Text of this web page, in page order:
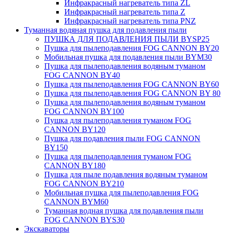
Инфракрасный нагреватель типа ZL
Инфракрасный нагреватель типа Z
Инфракрасный нагреватель типа PNZ
Туманная водяная пушка для подавления пыли
ПУШКА ДЛЯ ПОДАВЛЕНИЯ ПЫЛИ BYSP25
Пушка для пылеподавления FOG CANNON BY20
Мобильная пушка для подавления пыли BYM30
Пушка для пылеподавления водяным туманом
FOG CANNON BY40
Пушка для пылеподавления FOG CANNON BY60
Пушка для пылеподавления FOG CANNON BY 80
Пушка для пылеподавления водяным туманом
FOG CANNON BY100
Пушка для пылеподавления туманом FOG
CANNON BY120
Пушка для подавления пыли FOG CANNON
BY150
Пушка для пылеподавления туманом FOG
CANNON BY180
Пушка для пыле подавления водяным туманом
FOG CANNON BY210
Мобильная пушка для пылеподавления FOG
CANNON BYM60
Туманная водная пушка для подавления пыли
FOG CANNON BYS30
Экскаваторы